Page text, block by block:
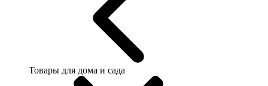
Товары для дома и сада